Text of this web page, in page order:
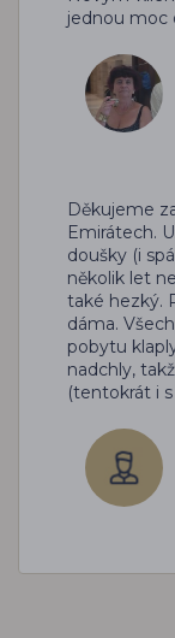
jednou moc
Děkujeme
Emirátech.
doušky (i
několik let
také hezký.
dáma.
pobytu
nadchly,
(tentokrát i